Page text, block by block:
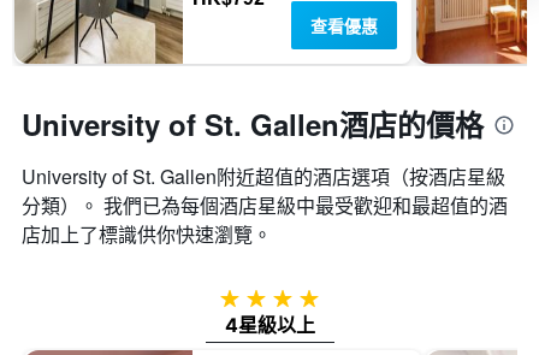
查看優惠
University of St. Gallen酒店的價格
University of St. Gallen附近超值的酒店選項（按酒店星級
分類）。 我們已為每個酒店星級中最受歡迎和最超值的酒
店加上了標識供你快速瀏覽。
4星級
4星級以上